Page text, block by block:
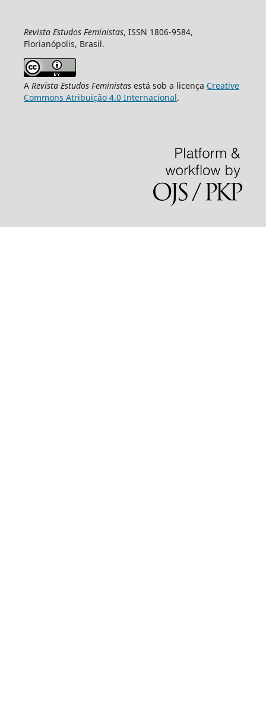
Revista Estudos Feministas, ISSN 1806-9584,
Florianópolis, Brasil.
A Revista Estudos Feministasestá sob a licença Creative
Commons Atribuição 4.0 Internacional.